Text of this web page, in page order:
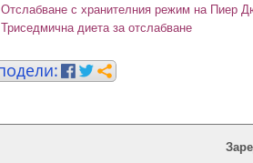
Отслабване с хранителния режим на Пиер
Триседмична диета за отслабване